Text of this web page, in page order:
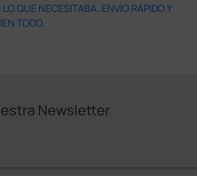
QUE NECESITABA. ENVÍO RÁPIDO Y
TODO.
Newsletter